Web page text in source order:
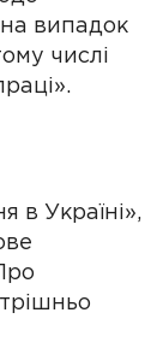
випадок
числі
в Україні»,